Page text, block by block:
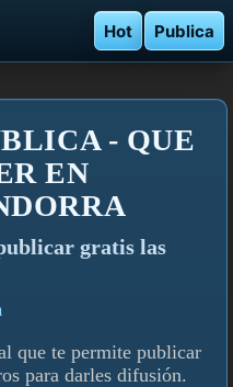
Hot Publica
- QUE
EN
gratis las
que te permite publicar
para darles difusión.